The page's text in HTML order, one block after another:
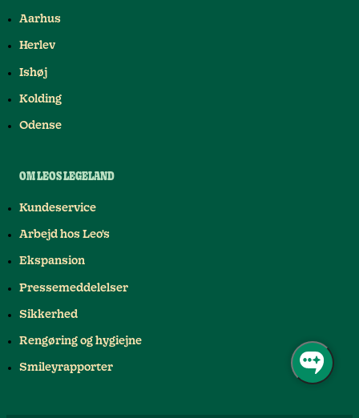
Aarhus
Herlev
Ishøj
Kolding
Odense
OM LEOS LEGELAND
Kundeservice
Arbejd hos Leo's
Ekspansion
Pressemeddelelser
Sikkerhed
Rengøring og hygiejne
Smileyrapporter